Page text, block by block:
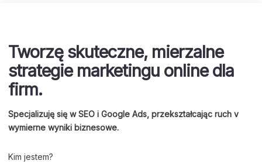
Tworzę skuteczne, mierzalne
strategie marketingu online dla
firm.
Specjalizuję się w SEO i Google Ads, przekształcając ruch v
wymierne wyniki biznesowe.
Kim jestem?